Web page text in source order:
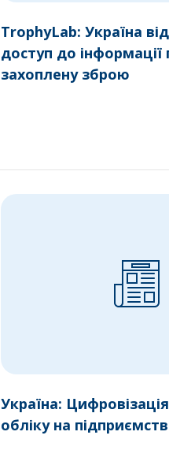
TrophyLab: Україна
доступ до інформації
захоплену зброю
Україна:
обліку на